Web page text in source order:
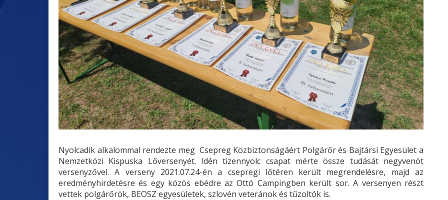
Nyolcadik alkalommal rendezte meg Csepreg Közbiztonságáért Polgárőr és Bajtársi Egyesület a
Nemzetközi Kispuska Lőversenyét. Idén tizennyolc csapat mérte össze tudását negyvenöt
versenyzővel. A verseny 2021.07.24-én a csepregi lőtéren került megrendelésre, majd az
eredményhirdetésre és egy közös ebédre az Ottó Campingben került sor. A versenyen részt
vettek polgárőrök, BEOSZ egyesületek, szlovén veteránok és tűzoltók is.